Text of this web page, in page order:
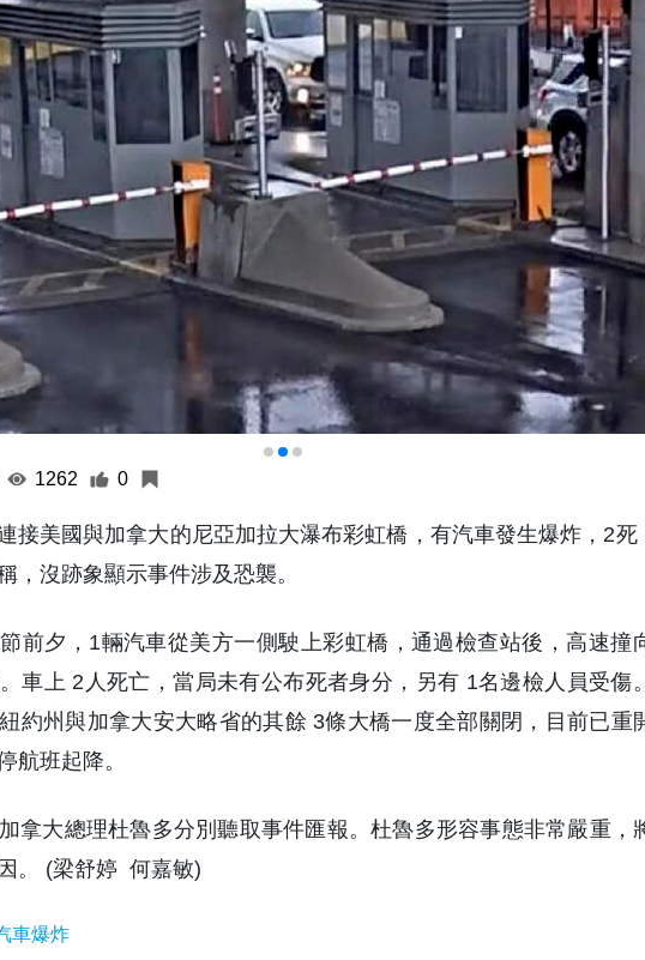
1262 0
接美國與加拿大的尼亞加拉大瀑布彩虹橋，有汽車發生爆炸，2死
，沒跡象顯示事件涉及恐襲。
前夕，1輛汽車從美方一側駛上彩虹橋，通過檢查站後，高速撞
車上 2人死亡，當局未有公布死者身分，另有 1名邊檢人員受傷
約州與加拿大安大略省的其餘 3條大橋一度全部關閉，目前已重
航班起降。
拿大總理杜魯多分別聽取事件匯報。杜魯多形容事態非常嚴重，
。 (梁舒婷 何嘉敏)
車爆炸